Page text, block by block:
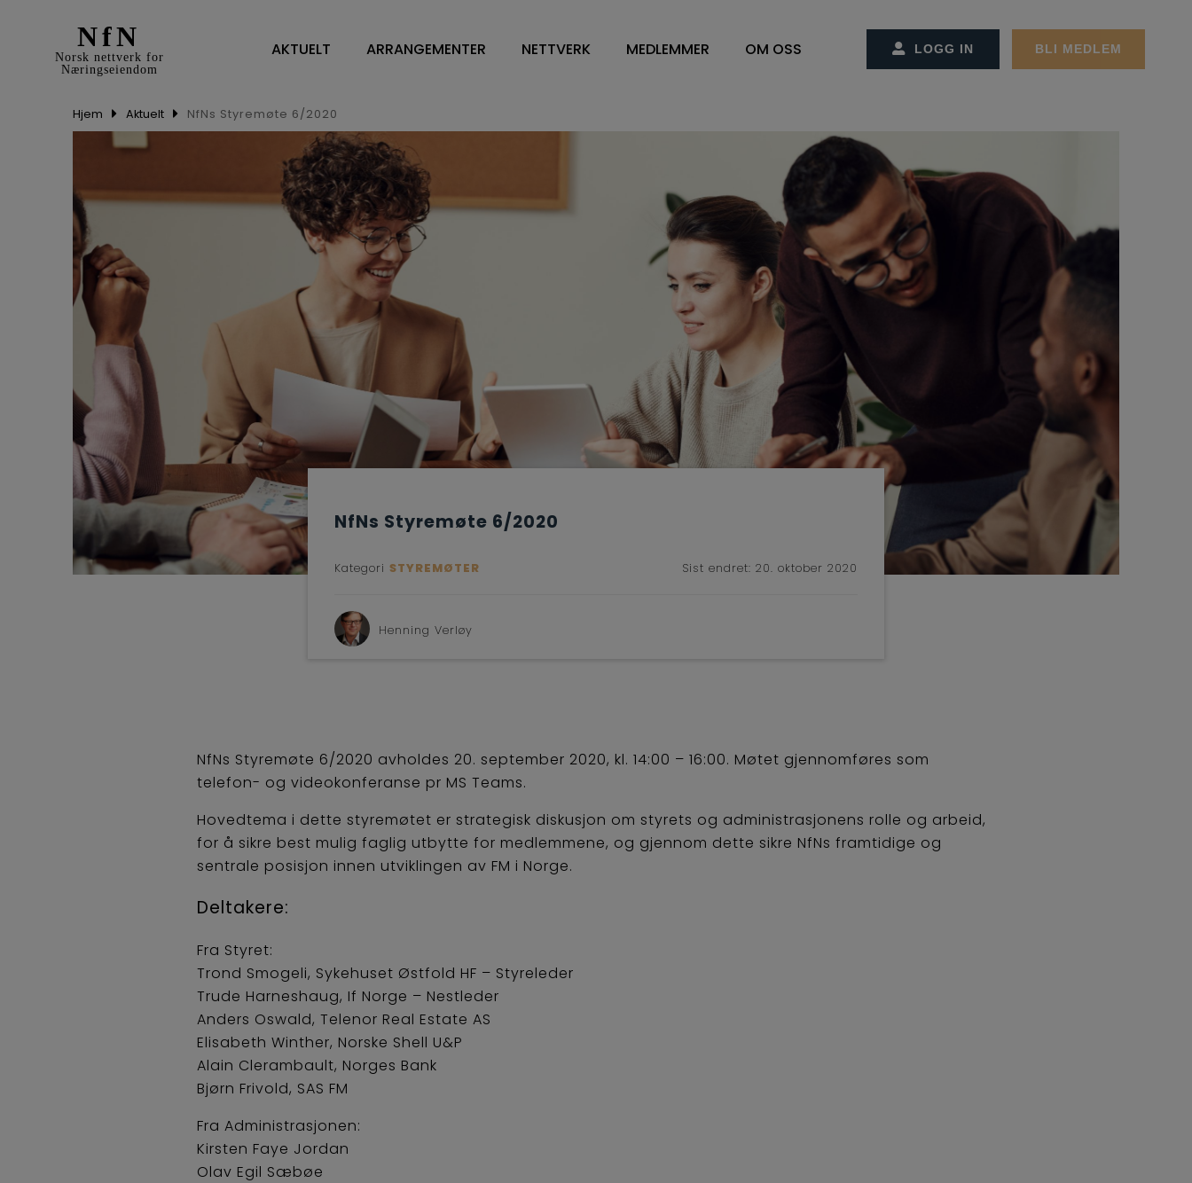
NfN
Norsk nettverk for
Næringseiendom
AKTUELT ARRANGEMENTER
NETTVERK
MEDLEMMER
ARBEIDSPLASSLØSNINGER
MEDLEMSKAP I NFN
OM OSS
STYREMØTER
ÅRSMØTER
VEDTEKTER
VISJON OG STRATEGI
SAMARBEIDSPARTNER/ANNONSØRER
HVA ER FACILITY MANAGEMENT
LOGG IN BLI MEDLEM
Hjem Aktuelt NfNs Styremøte 6/2020
NfNs Styremøte 6/2020
Kategori STYREMØTER Sist endret: 20. oktober 2020
Henning Verløy
NfNs Styremøte 6/2020 avholdes 20. september 2020, kl. 14:00 – 16:00. Møtet gjennomføres som
telefon- og videokonferanse pr MS Teams.
Hovedtema i dette styremøtet er strategisk diskusjon om styrets og administrasjonens rolle og arbeid,
for å sikre best mulig faglig utbytte for medlemmene, og gjennom dette sikre NfNs framtidige og
sentrale posisjon innen utviklingen av FM i Norge.
Deltakere:
Fra Styret:
Trond Smogeli, Sykehuset Østfold HF – Styreleder
Trude Harneshaug, If Norge – Nestleder
Anders Oswald, Telenor Real Estate AS
Elisabeth Winther, Norske Shell U&P
Alain Clerambault, Norges Bank
Bjørn Frivold, SAS FM
Fra Administrasjonen:
Kirsten Faye Jordan
Olav Egil Sæbøe